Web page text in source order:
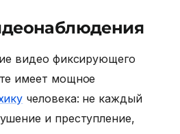
видео фиксирующего
имеет мощное
человека: не каждый
и преступление,